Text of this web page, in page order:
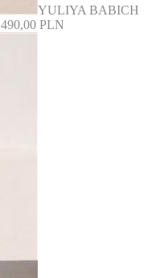
YULIYA BABICH
490,00 PLN